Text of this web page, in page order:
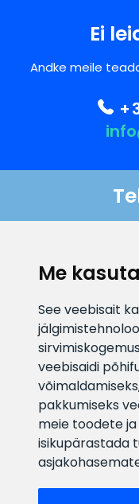
Me
See veebisait
veebisaidi
võimaldamiseks
pakkumiseks
meie toodete
isikupärastada
Ei
Andke meile
KLIENDITUGI
E-posti aadress
info@veefiltrid.ee
Vaata tööaegu
Reti tee 11, Peetri,